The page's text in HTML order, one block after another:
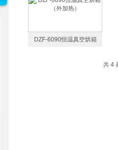
DZF-6090恒温真空烘箱
共 4